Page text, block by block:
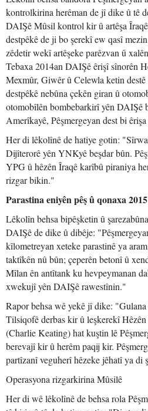
kontrolkirina herêman de jî dike û tê
DAIŞê Mûsil kontrol kir û artêşa
destpêkê de ji bo şerekî ew qasî
zêdetir wekî artêşeke parêzvan û
Tebaxa 2014an DAIŞê êrişî sînorên
Mexmûr, Giwêr û Celewla ketin
destpêkê nebûna çekên giran û
otomobîlên bombebarkirî yên DAIŞê
Amerîkayê, Pêşmergeyan dest bi
Her di lêkolînê de hatiye gotin:
Dijîterorê yên YNKyê beşdar bûn.
YPG û hêzên Îraqê karîbû piraniya
rizgar bikin."
Parastina eniyên pêş û qonaxa
Lêkolîn behsa bipêşketin û
DAIŞê de dike û dibêje:
kîlometreyan xeteke parastinê ya
taktîkên nû bûn; çeperên betonî û
Mîlan ên antîtank ku hevpeymanan
xwekujî yên DAIŞê rawestînin."
Rapor behsa wê yekê jî dike:
Tilsiqofê derbas kir û leşkerekî
(Charlie Keating) hat kuştin lê
berevajî kir û herêm paqij kir.
partîzanî veguherî hêzeke jêhatî ya di
Operasyona rizgarkirina Mûsilê
Her di wê lêkolînê de behsa rola